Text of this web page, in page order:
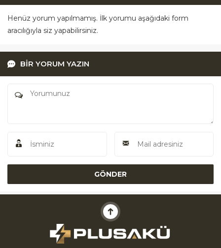
Henüz yorum yapılmamış. İlk yorumu aşağıdaki form
aracılığıyla siz yapabilirsiniz.
BİR YORUM YAZIN